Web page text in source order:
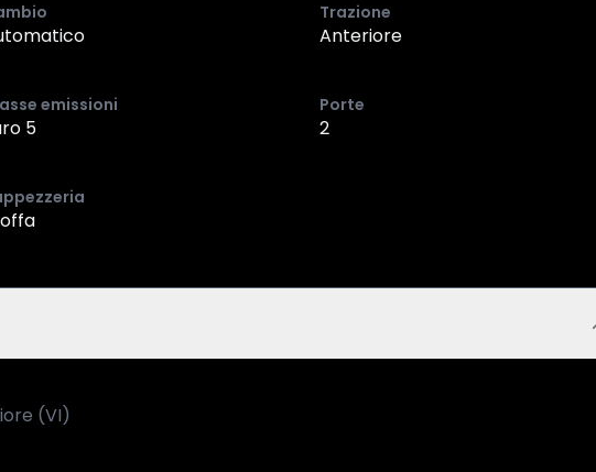
Trazione
Anteriore
emissioni
5
Porte
2
(VI)